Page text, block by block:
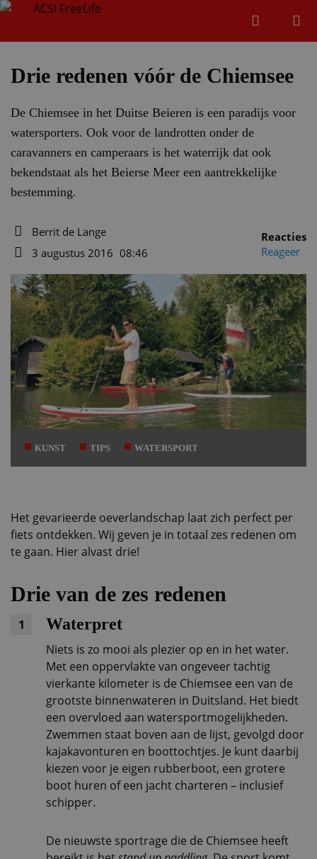
Zoeken
Drie redenen vóór de Chiemsee
De Chiemsee in het Duitse Beieren is een paradijs voor
watersporters. Ook voor de landrotten onder de
caravanners en camperaars is het waterrijk dat ook
bekendstaat als het Beierse Meer een aantrekkelijke
bestemming.
Auteur
Berrit de Lange
3 augustus 2016 08:46
Reacties
Reageer
KUNST TIPS WATERSPORT
Het gevarieerde oeverlandschap laat zich perfect per
fiets ontdekken. Wij geven je in totaal zes redenen om
te gaan. Hier alvast drie!
Drie van de zes redenen
1 Waterpret
Niets is zo mooi als plezier op en in het water.
Met een oppervlakte van ongeveer tachtig
vierkante kilometer is de Chiemsee een van de
grootste binnenwateren in Duitsland. Het biedt
een overvloed aan watersportmogelijkheden.
Zwemmen staat boven aan de lijst, gevolgd door
kajakavonturen en boottochtjes. Je kunt daarbij
kiezen voor je eigen rubberboot, een grotere
boot huren of een jacht charteren – inclusief
schipper.
De nieuwste sportrage die de Chiemsee heeft